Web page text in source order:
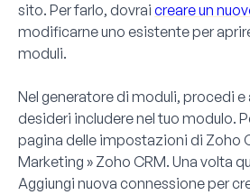
sito. Per farlo, dovrai creare un
modificarne uno esistente per
moduli.
Nel generatore di moduli, procedi
desideri includere nel tuo modulo.
pagina delle impostazioni di Zoho
Marketing » Zoho CRM. Una volta
Aggiungi nuova connessioneper